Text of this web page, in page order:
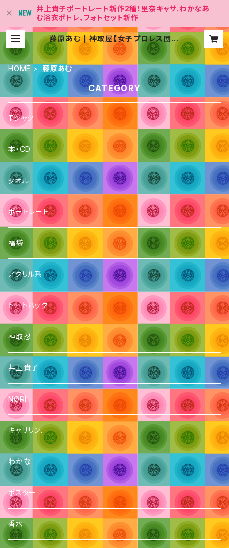
井上貴子ポートレート新作2種！里奈キャサ.わかなあ
む浴衣ポトレ、フォトセット新作
藤原あむ | 神取屋【女子プロレス団体
「LLPW-X 」Official Shop】
HOME 藤原あむ
CATEGORY
Tシャツ
本・CD
タオル
ポートレート
福袋
アクリル系
トートバック
神取忍
井上貴子
NØRI
キャサリン.
わかな
ポスター
香水